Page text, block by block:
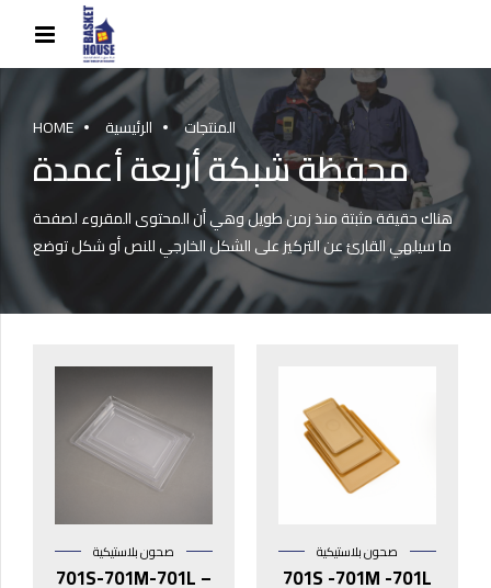
HOME الرئيسية المنتجات
محفظة شبكة أربعة أعمدة
هناك حقيقة مثبتة منذ زمن طويل وهي أن المحتوى المقروء لصفحة
ما سيلهي القارئ عن التركيز على الشكل الخارجي للنص أو شكل توضع
صحون بلاستيكية
701S-701M-701L –
صحون بلاستيكية
701S -701M -701L